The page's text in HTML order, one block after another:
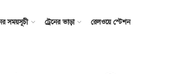
সময়সূচী ট্রেনের ভাড়া রেলওয়ে স্টেশন